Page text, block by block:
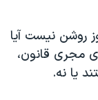
روشن نیست آیا
مجری قانون،
یا نه.